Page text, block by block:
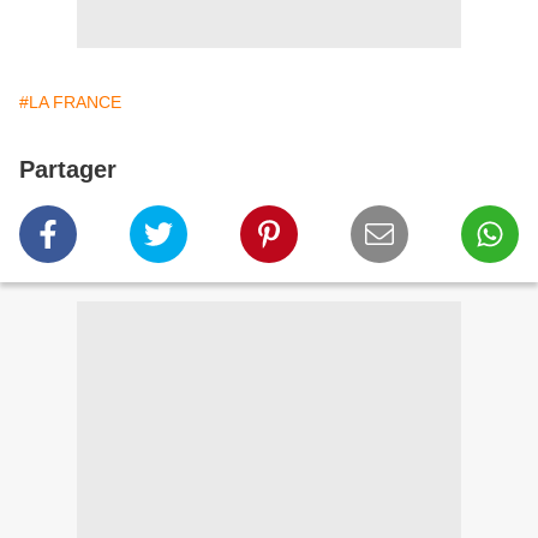
#LA FRANCE
Partager